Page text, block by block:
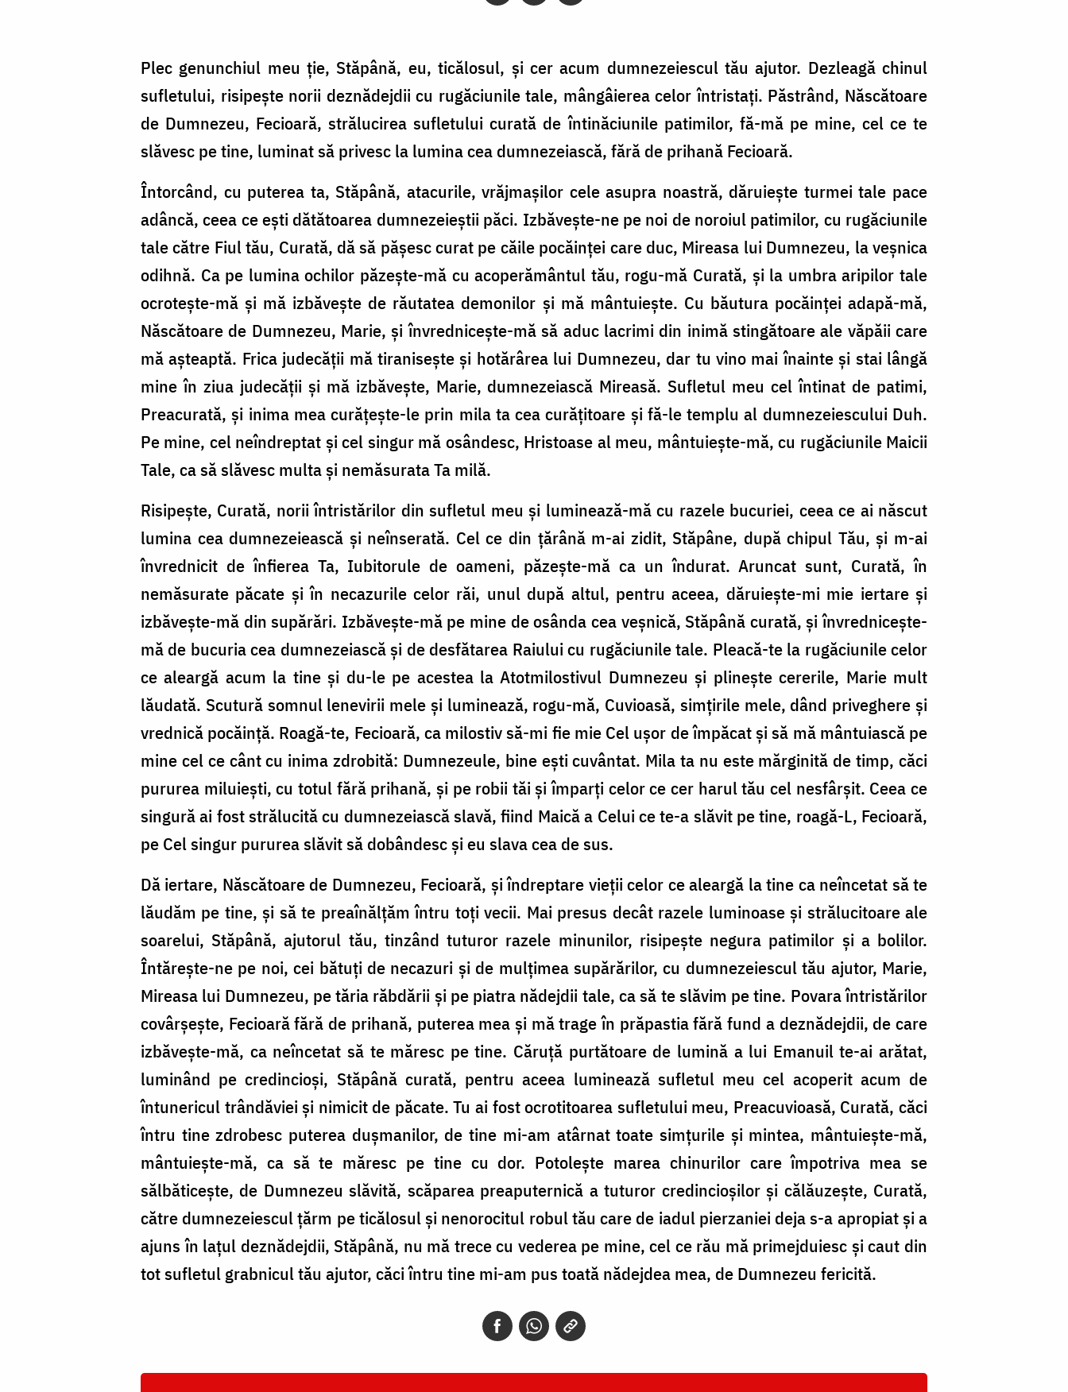
Plec genunchiul meu ţie, Stăpână, eu, ticălosul, şi cer acum dumnezeiescul tău ajutor. Dezleagă chinul
sufletului, risipeşte norii deznădejdii cu rugăciunile tale, mângâierea celor întristaţi. Păstrând, Născătoare
de Dumnezeu, Fecioară, strălucirea sufletului curată de întinăciunile patimilor, fă-mă pe mine, cel ce te
slăvesc pe tine, luminat să privesc la lumina cea dumnezeiască, fără de prihană Fecioară.
Întorcând, cu puterea ta, Stăpână, atacurile, vrăjmaşilor cele asupra noastră, dăruieşte turmei tale pace
adâncă, ceea ce eşti dătătoarea dumnezeieştii păci. Izbăveşte-ne pe noi de noroiul patimilor, cu rugăciunile
tale către Fiul tău, Curată, dă să păşesc curat pe căile pocăinţei care duc, Mireasa lui Dumnezeu, la veşnica
odihnă. Ca pe lumina ochilor păzeşte-mă cu acoperământul tău, rogu-mă Curată, şi la umbra aripilor tale
ocroteşte-mă şi mă izbăveşte de răutatea demonilor şi mă mântuieşte. Cu băutura pocăinţei adapă-mă,
Născătoare de Dumnezeu, Marie, şi învredniceşte-mă să aduc lacrimi din inimă stingătoare ale văpăii care
mă aşteaptă. Frica judecăţii mă tiraniseşte şi hotărârea lui Dumnezeu, dar tu vino mai înainte şi stai lângă
mine în ziua judecăţii şi mă izbăveşte, Marie, dumnezeiască Mireasă. Sufletul meu cel întinat de patimi,
Preacurată, şi inima mea curăţeşte-le prin mila ta cea curăţitoare şi fă-le templu al dumnezeiescului Duh.
Pe mine, cel neîndreptat şi cel singur mă osândesc, Hristoase al meu, mântuieşte-mă, cu rugăciunile Maicii
Tale, ca să slăvesc multa şi nemăsurata Ta milă.
Risipeşte, Curată, norii întristărilor din sufletul meu şi luminează-mă cu razele bucuriei, ceea ce ai născut
lumina cea dumnezeiească şi neînserată. Cel ce din ţărână m-ai zidit, Stăpâne, după chipul Tău, şi m-ai
învrednicit de înfierea Ta, Iubitorule de oameni, păzeşte-mă ca un îndurat. Aruncat sunt, Curată, în
nemăsurate păcate şi în necazurile celor răi, unul după altul, pentru aceea, dăruieşte-mi mie iertare şi
izbăveşte-mă din supărări. Izbăveşte-mă pe mine de osânda cea veşnică, Stăpână curată, şi învredniceşte-
mă de bucuria cea dumnezeiască şi de desfătarea Raiului cu rugăciunile tale. Pleacă-te la rugăciunile celor
ce aleargă acum la tine şi du-le pe acestea la Atotmilostivul Dumnezeu şi plineşte cererile, Marie mult
lăudată. Scutură somnul lenevirii mele şi luminează, rogu-mă, Cuvioasă, simţirile mele, dând priveghere şi
vrednică pocăinţă. Roagă-te, Fecioară, ca milostiv să-mi fie mie Cel uşor de împăcat şi să mă mântuiască pe
mine cel ce cânt cu inima zdrobită: Dumnezeule, bine eşti cuvântat. Mila ta nu este mărginită de timp, căci
pururea miluieşti, cu totul fără prihană, şi pe robii tăi şi împarţi celor ce cer harul tău cel nesfârşit. Ceea ce
singură ai fost strălucită cu dumnezeiască slavă, fiind Maică a Celui ce te-a slăvit pe tine, roagă-L, Fecioară,
pe Cel singur pururea slăvit să dobândesc şi eu slava cea de sus.
Dă iertare, Născătoare de Dumnezeu, Fecioară, şi îndreptare vieţii celor ce aleargă la tine ca neîncetat să te
lăudăm pe tine, şi să te preaînălţăm întru toţi vecii. Mai presus decât razele luminoase şi strălucitoare ale
soarelui, Stăpână, ajutorul tău, tinzând tuturor razele minunilor, risipeşte negura patimilor şi a bolilor.
Întăreşte-ne pe noi, cei bătuţi de necazuri şi de mulţimea supărărilor, cu dumnezeiescul tău ajutor, Marie,
Mireasa lui Dumnezeu, pe tăria răbdării şi pe piatra nădejdii tale, ca să te slăvim pe tine. Povara întristărilor
covârşeşte, Fecioară fără de prihană, puterea mea şi mă trage în prăpastia fără fund a deznădejdii, de care
izbăveşte-mă, ca neîncetat să te măresc pe tine. Căruţă purtătoare de lumină a lui Emanuil te-ai arătat,
luminând pe credincioşi, Stăpână curată, pentru aceea luminează sufletul meu cel acoperit acum de
întunericul trândăviei şi nimicit de păcate. Tu ai fost ocrotitoarea sufletului meu, Preacuvioasă, Curată, căci
întru tine zdrobesc puterea duşmanilor, de tine mi-am atârnat toate simţurile şi mintea, mântuieşte-mă,
mântuieşte-mă, ca să te măresc pe tine cu dor. Potoleşte marea chinurilor care împotriva mea se
sălbăticeşte, de Dumnezeu slăvită, scăparea preaputernică a tuturor credincioşilor şi călăuzeşte, Curată,
către dumnezeiescul ţărm pe ticălosul și nenorocitul robul tău care de iadul pierzaniei deja s-a apropiat şi a
ajuns în laţul deznădejdii, Stăpână, nu mă trece cu vederea pe mine, cel ce rău mă primejduiesc şi caut din
tot sufletul grabnicul tău ajutor, căci întru tine mi-am pus toată nădejdea mea, de Dumnezeu fericită.